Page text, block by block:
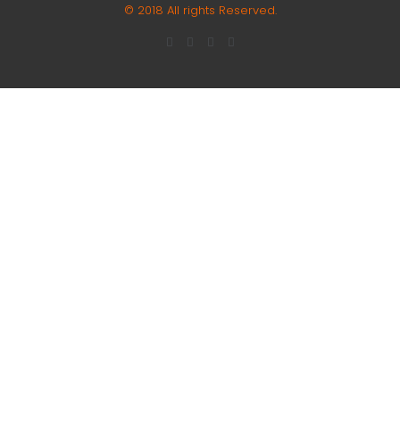
© 2018 All rights Reserved.